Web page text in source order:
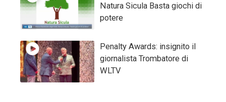
Natura Sicula Basta giochi di
potere
Penalty Awards: insignito il
giornalista Trombatore di
WLTV